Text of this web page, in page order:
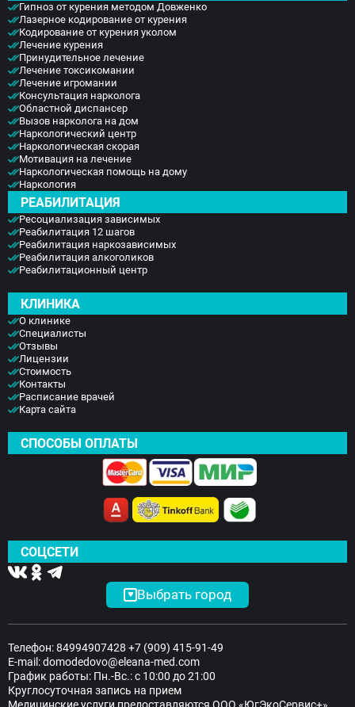
Гипноз от курения методом Довженко
Лазерное кодирование от курения
Кодирование от курения уколом
Лечение курения
Принудительное лечение
Лечение токсикомании
Лечение игромании
Консультация нарколога
Областной диспансер
Вызов нарколога на дом
Наркологический центр
Наркологическая скорая
Мотивация на лечение
Наркологическая помощь на дому
Наркология
РЕАБИЛИТАЦИЯ
Ресоциализация зависимых
Реабилитация 12 шагов
Реабилитация наркозависимых
Реабилитация алкоголиков
Реабилитационный центр
КЛИНИКА
О клинике
Специалисты
Отзывы
Лицензии
Стоимость
Контакты
Расписание врачей
Карта сайта
СПОСОБЫ ОПЛАТЫ
СОЦСЕТИ
Выбрать город
Телефон:84994907428 +7 (909) 415-91-49
E-mail:domodedovo@eleana-med.com
График работы: Пн.-Вс.: с 10:00 до 21:00
Круглосуточная запись на прием